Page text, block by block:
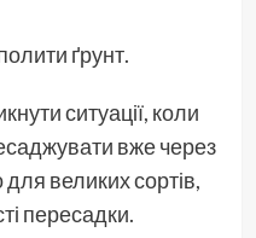
ґрунт.
ситуації, коли
вже через
великих сортів,
пересадки.